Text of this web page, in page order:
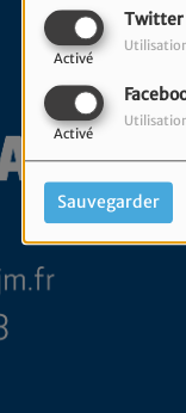
Twitter
Activé
Activé
Sauvegarder